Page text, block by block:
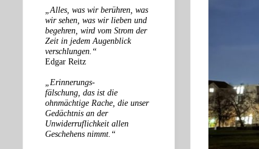
„Alles, was wir berühren, was
wir sehen, was wir lieben und
begehren, wird vom Strom der
Zeit in jedem Augenblick
verschlungen.“
Edgar Reitz
„Erinnerungs-
fälschung, das ist die
ohnmächtige Rache, die unser
Gedächtnis an der
Unwiderruflichkeit allen
Geschehens nimmt.“